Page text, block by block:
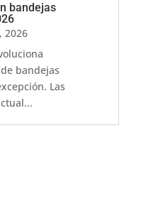
bandejas
2026
bandejas
Las